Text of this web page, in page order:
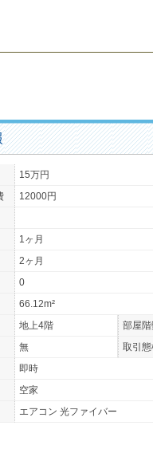
15万円
12000円
1ヶ月
2ヶ月
0
66.12m²
地上4階
部屋
無
取引
即時
空家
エアコン 光ファイバー